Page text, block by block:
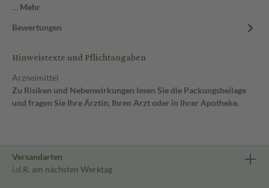
… Mehr
Bewertungen
Hinweistexte und Pflichtangaben
Arzneimittel
Zu Risiken und Nebenwirkungen lesen Sie die Packungsbeilage
und fragen Sie Ihre Ärztin, Ihren Arzt oder in Ihrer Apotheke.
Versandarten
i.d.R. am nächsten Werktag